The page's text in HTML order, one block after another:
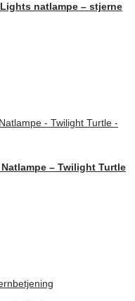
natlampe – stjerne
– Twilight Turtle